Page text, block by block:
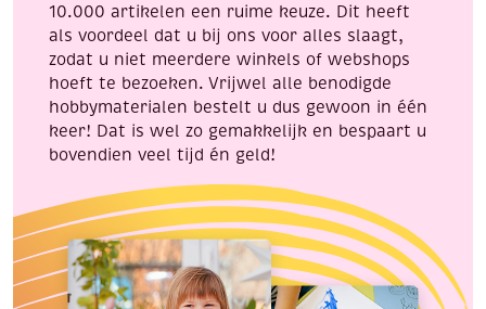
10.000 artikelen een ruime keuze. Dit heeft
als voordeel dat u bij ons voor alles slaagt,
zodat u niet meerdere winkels of webshops
hoeft te bezoeken. Vrijwel alle benodigde
hobbymaterialen bestelt u dus gewoon in één
keer! Dat is wel zo gemakkelijk en bespaart u
bovendien veel tijd én geld!